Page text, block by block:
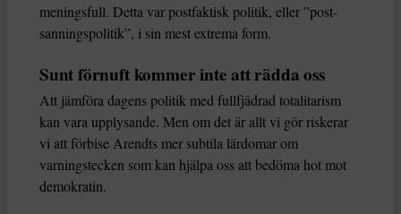
meningsfull. Detta var postfaktisk politik, eller ”post-
sanningspolitik”, i sin mest extrema form.
Sunt förnuft kommer inte att rädda oss
Att jämföra dagens politik med fullfjädrad totalitarism
kan vara upplysande. Men om det är allt vi gör riskerar
vi att förbise Arendts mer subtila lärdomar om
varningstecken som kan hjälpa oss att bedöma hot mot
demokratin.